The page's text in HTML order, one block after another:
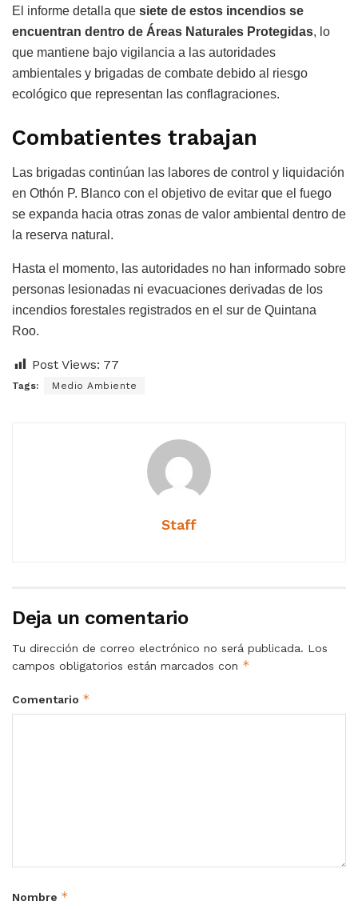
El informe detalla que siete de estos incendios se
encuentran dentro de Áreas Naturales Protegidas, lo
que mantiene bajo vigilancia a las autoridades
ambientales y brigadas de combate debido al riesgo
ecológico que representan las conflagraciones.
Combatientes trabajan
Las brigadas continúan las labores de control y liquidación
en Othón P. Blanco con el objetivo de evitar que el fuego
se expanda hacia otras zonas de valor ambiental dentro de
la reserva natural.
Hasta el momento, las autoridades no han informado sobre
personas lesionadas ni evacuaciones derivadas de los
incendios forestales registrados en el sur de Quintana
Roo.
Post Views: 77
Tags: Medio Ambiente
Staff
Deja un comentario
Tu dirección de correo electrónico no será publicada. Los
campos obligatorios están marcados con *
Comentario *
Nombre *